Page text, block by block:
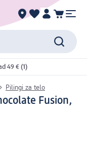
49 € (1)
Pilingi za telo
Fusion,